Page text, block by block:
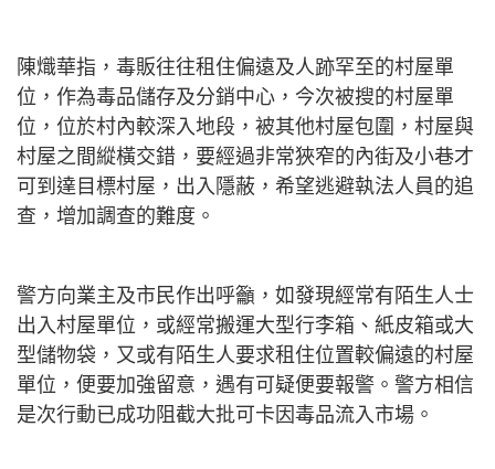
陳熾華指，毒販往往租住偏遠及人跡罕至的村屋單
位，作為毒品儲存及分銷中心，今次被搜的村屋單
位，位於村內較深入地段，被其他村屋包圍，村屋與
村屋之間縱橫交錯，要經過非常狹窄的內街及小巷才
可到達目標村屋，出入隱蔽，希望逃避執法人員的追
查，增加調查的難度。
警方向業主及市民作出呼籲，如發現經常有陌生人士
出入村屋單位，或經常搬運大型行李箱、紙皮箱或大
型儲物袋，又或有陌生人要求租住位置較偏遠的村屋
單位，便要加強留意，遇有可疑便要報警。警方相信
是次行動已成功阻截大批可卡因毒品流入市場。